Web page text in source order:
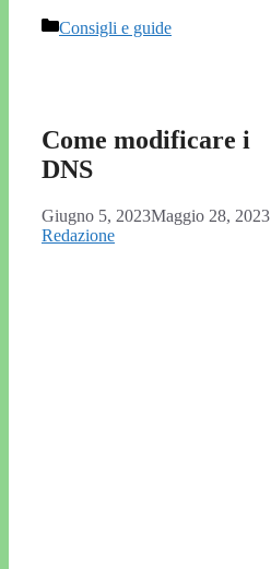
Categorie
Consigli e guide
Come modificare i
DNS
Giugno 5, 2023Maggio 28, 2023
Redazione